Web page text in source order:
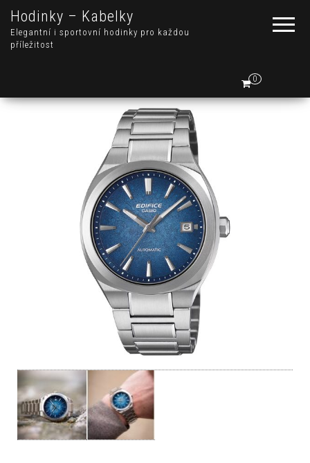
Hodinky – Kabelky
Elegantní i sportovní hodinky pro každou
příležitost
0